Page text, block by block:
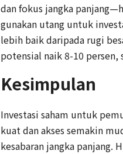
dan fokus jangka
gunakan utang untuk
lebih baik daripada rugi
potensial naik 8-10
Kesimpulan
Investasi saham untuk
kuat dan akses semakin
kesabaran jangka panjang.